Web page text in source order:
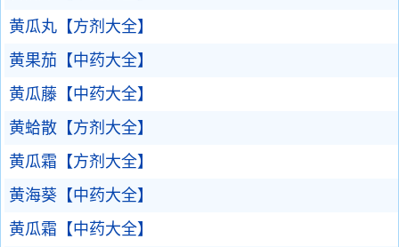
黄瓜丸【方剂大全】
黄果茄【中药大全】
黄瓜藤【中药大全】
黄蛤散【方剂大全】
黄瓜霜【方剂大全】
黄海葵【中药大全】
黄瓜霜【中药大全】